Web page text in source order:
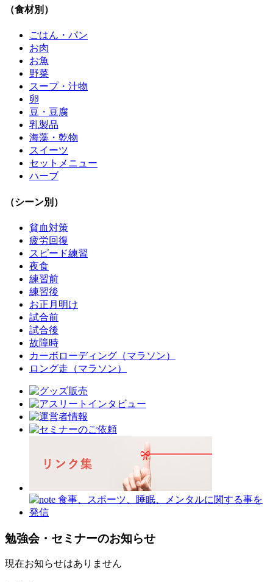
（食材別）
ごはん・パン
お肉
お魚
野菜
スープ・汁物
卵
豆・豆腐
乳製品
海藻・乾物
スイーツ
セットメニュー
ハーブ
（シーン別）
貧血対策
疲労回復
スピード練習
夜食
練習前
練習後
お正月明け
試合前
試合後
故障時
カーボローディング（マラソン）
ロング走（マラソン）
勉強会・セミナーのお知らせ
現在お知らせはありません